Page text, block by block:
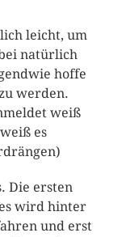
leicht, um
natürlich
hoffe
werden.
weiß
es
Die ersten
wird hinter
und erst